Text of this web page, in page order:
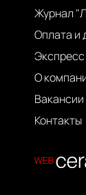
Журнал
Оплата и
О
Вакансии
Контакты